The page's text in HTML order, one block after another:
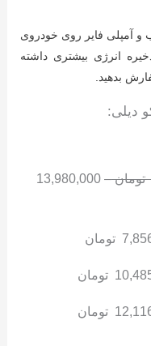
آمپلی فایر روی خودروی
انرژی بیشتری داشته
بدهید.
تومان –
13,980,000
تومان
تومان
تومان